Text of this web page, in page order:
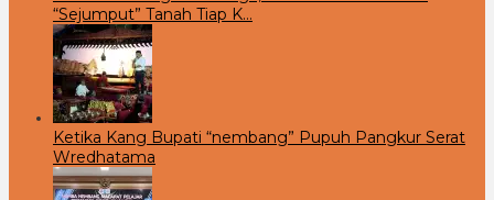
“Sejumput” Tanah Tiap K…
Ketika Kang Bupati “nembang” Pupuh Pangkur Serat
Wredhatama